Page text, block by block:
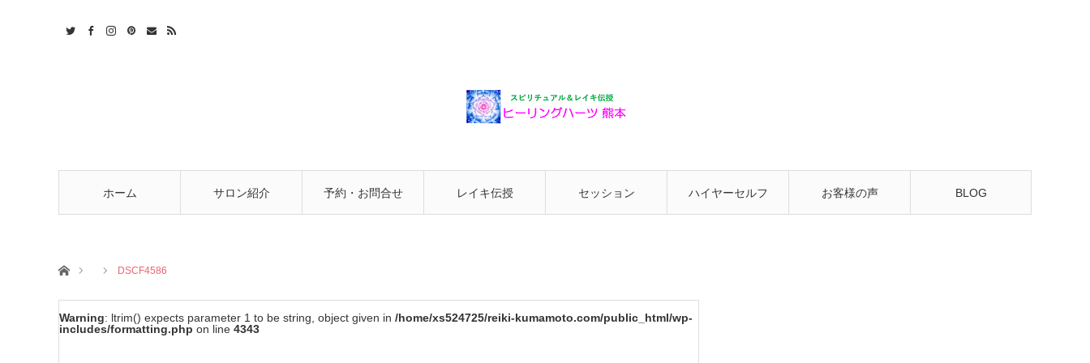
ホーム サロン紹介 予約・お問合せ レイキ伝授 セッション ハイヤーセルフ お客様の声 BLOG
ホーム DSCF4586
Warning: ltrim() expects parameter 1 to be string, object given in /home/xs524725/reiki-kumamoto.com/public_html/wp-
includes/formatting.php on line 4343